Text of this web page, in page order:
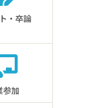
・卒論
参加